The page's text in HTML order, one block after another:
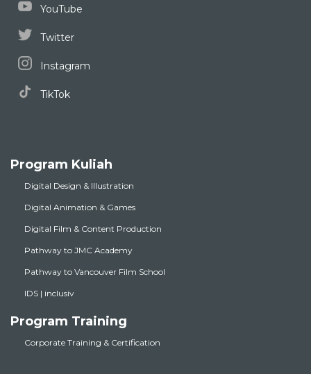
YouTube
Twitter
Instagram
TikTok
Program Kuliah
Digital Design & Illustration
Digital Animation & Games
Digital Film & Content Production
Pathway to JMC Academy
Pathway to Vancouver Film School
IDS | inclusiv
Program Training
Corporate Training & Certification